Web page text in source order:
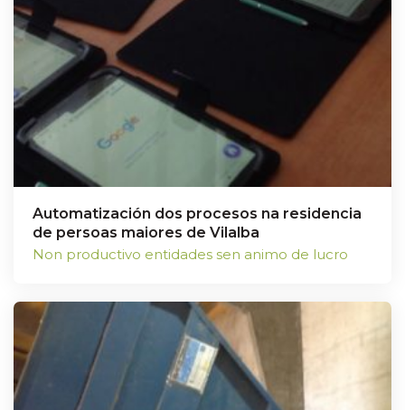
Automatización dos procesos na residencia
de persoas maiores de Vilalba
Non productivo entidades sen animo de lucro